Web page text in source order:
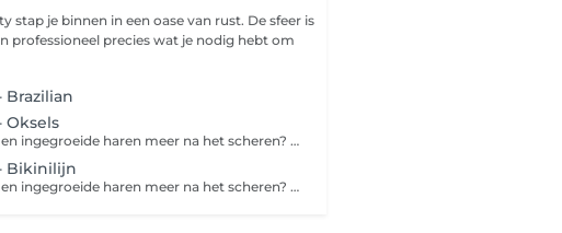
stap je binnen in een oase van rust. De sfeer is
wat je nodig hebt om
Brazilian
Oksels
Geen harde stoppels en ingegroeide haren meer na het scheren? Dan is harsen de perfecte oplossing. Harsen is een ontharingsmethode die de haar met wortel en al verwijdert. Een groot voordeel van harsen ten opzichte van scheren is dat de haren langer wegblijven en zachter teruggroeien. Zo geniet je langer van een zijdezachte huid!
Bikinilijn
Geen harde stoppels en ingegroeide haren meer na het scheren? Dan is harsen de perfecte oplossing. Harsen is een ontharingsmethode die de haar met wortel en al verwijdert. Een groot voordeel van harsen ten opzichte van scheren is dat de haren langer wegblijven en zachter teruggroeien. Zo geniet je langer van een zijdezachte huid! Bij een 'bikinilijn' worden ongewenste haren in je liezen en aan de boven- en zijkanten van het bikinigebied verwijderd. Bij een 'Brazilian wax' wordt niet alleen het schaamhaar van je bikinilijn en venusheuvel verwijderd, maar ook dat van je intieme delen (schaamlippen, bilnaad en rond de anus). Desgewenst wordt er een streepje of driehoekje overgelaten.